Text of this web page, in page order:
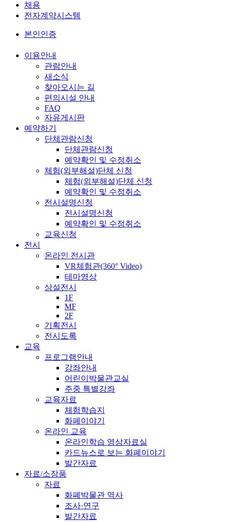
채용
전자계약시스템
본인인증
이용안내
관람안내
새소식
찾아오시는 길
편의시설 안내
FAQ
자유게시판
예약하기
단체관람신청
단체관람신청
예약확인 및 수정취소
체험(외부해설)단체 신청
체험(외부해설)단체 신청
예약확인 및 수정취소
전시설명신청
전시설명신청
예약확인 및 수정취소
교육신청
전시
온라인 전시관
VR체험관(360° Video)
테마영상
상설전시
1F
MF
2F
기획전시
전시도록
교육
프로그램안내
강좌안내
어린이박물관교실
주중 특별강좌
교육자료
체험학습지
화폐이야기
온라인 교육
온라인학습 영상자료실
카드뉴스로 보는 화폐이야기
발간자료
자료/소장품
자료
화폐박물관 역사
조사·연구
발간자료